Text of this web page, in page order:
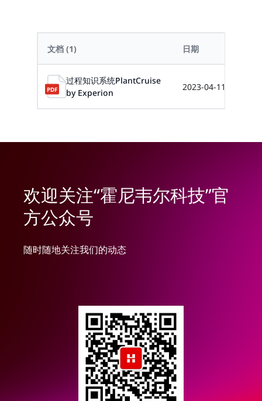
文档 (1) 日期
过程知识系统PlantCruise
by Experion
2023-04-11
欢迎关注“霍尼韦尔科技”官
方公众号
随时随地关注我们的动态